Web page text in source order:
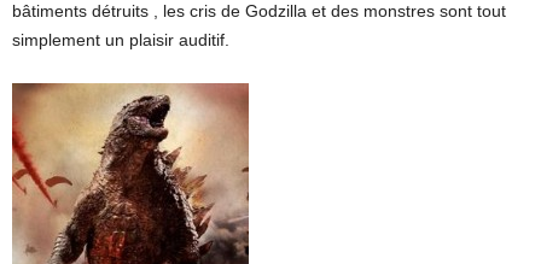
bâtiments détruits , les cris de Godzilla et des monstres sont tout
simplement un plaisir auditif.